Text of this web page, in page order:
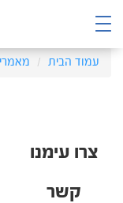
עמוד הבית
צרו עימנו
קשר